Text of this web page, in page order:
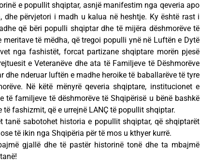
e popullit shqiptar, asnjë manifestim nga qeveria apo
dhe përvjetori i madh u kalua në heshtje. Ky është rast i
që bëri populli shqiptar dhe të mijëra dëshmorëve të
të mëdha, që tregoi populli ynë në Luftën e Dytë
nga fashistët, forcat partizane shqiptare morën pjesë
e Veteranëve dhe ata të Familjeve të Dëshmorëve
dhe nderuar luftën e madhe heroike të baballarëve të tyre
Në këtë mënyrë qeveria shqiptare, institucionet e
të familjeve të dëshmorëve të Shqipërisë u bënë bashkë
fashizmit, që e urrejnë LANÇ të popullit shqiptar.
tanë sabotohet historia e popullit shqiptar, që shqiptarët
të ikin nga Shqipëria për të mos u kthyer kurrë.
gjallë dhe të pastër historinë tonë dhe ta mbajmë